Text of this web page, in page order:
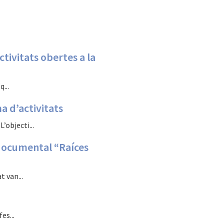
obertes a la
d’activitats
“Raíces
van...